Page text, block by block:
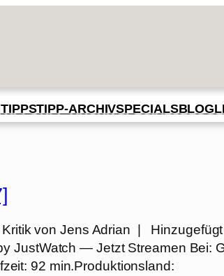
TIPPSTIPP-ARCHIVSPECIALSBLOG
von Jens Adrian | Hinzugefügt
JustWatch — Jetzt Streamen Bei:
92 min.Produktionsland: